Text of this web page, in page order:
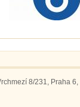
8/231, Praha